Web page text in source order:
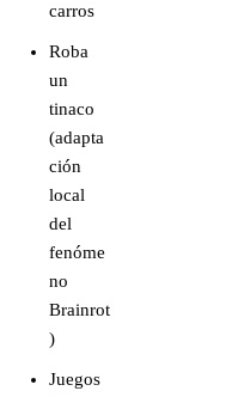
carros
Roba
un
tinaco
(adapta
ción
local
del
fenóme
no
Brainrot
)
Juegos